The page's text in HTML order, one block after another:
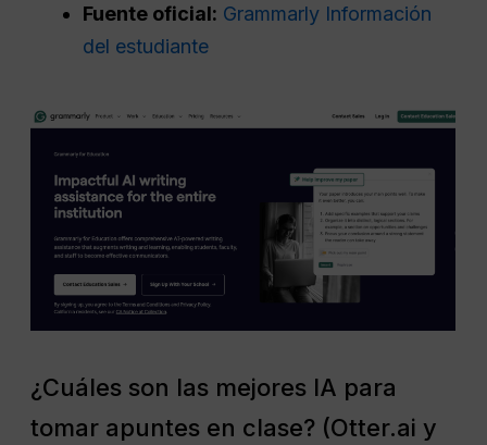
Fuente oficial: Grammarly Información
del estudiante
¿Cuáles son las mejores IA para
tomar apuntes en clase? (Otter.ai y